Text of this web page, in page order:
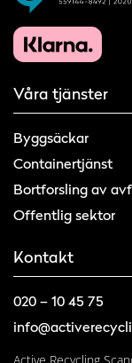
Våra tjänster
Byggsäckar
Containertjänst
Bortforsling av
Offentlig sektor
Kontakt
020 – 10 45 75